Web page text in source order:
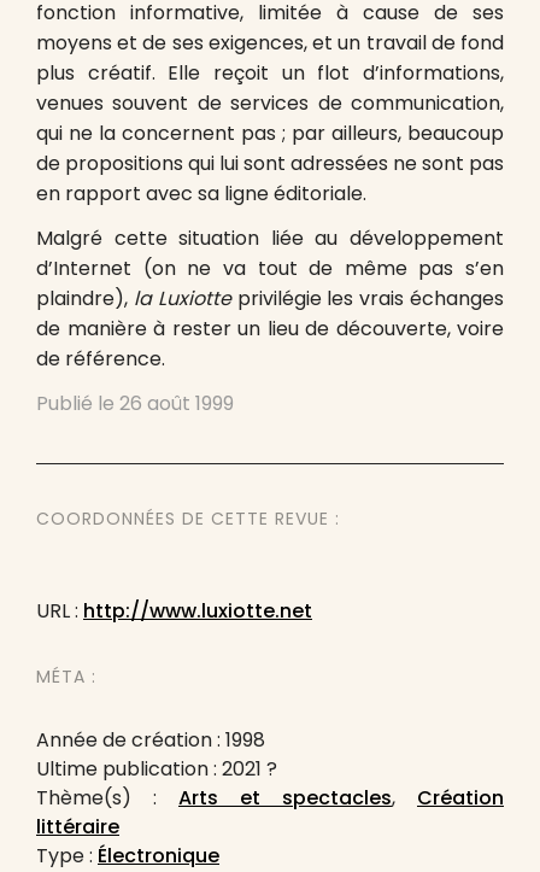
fonction informative, limitée à cause de ses
moyens et de ses exigences, et un travail de fond
plus créatif. Elle reçoit un flot d’informations,
venues souvent de services de communication,
qui ne la concernent pas ; par ailleurs, beaucoup
de propositions qui lui sont adressées ne sont pas
en rapport avec sa ligne éditoriale.
Malgré cette situation liée au développement
d’Internet (on ne va tout de même pas s’en
plaindre), la Luxiotteprivilégie les vrais échanges
de manière à rester un lieu de découverte, voire
de référence.
Publié le 26 août 1999
COORDONNÉES DE CETTE REVUE :
URL : http://www.luxiotte.net
MÉTA :
Année de création : 1998
Ultime publication : 2021 ?
Thème(s) : Arts et spectacles, Création
littéraire
Type : Électronique